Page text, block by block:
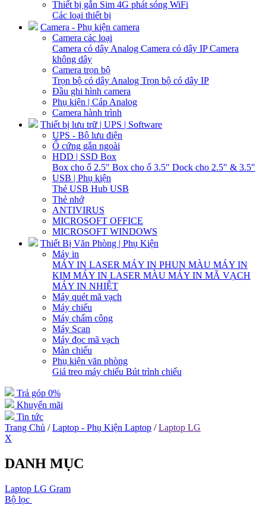
Thiết bị gắn Sim 4G phát sóng WiFi
Các loại thiết bị
Camera - Phụ kiện camera
Camera các loại
Camera có dây Analog Camera có dây IPCamera
không dây
Camera trọn bộ
Trọn bộ có dây Analog Trọn bộ có dây IP
Đầu ghi hình camera
Phụ kiện | Cáp Analog
Camera hành trình
Thiết bị lưu trữ | UPS | Software
UPS - Bộ lưu điện
Ổ cứng gắn ngoài
HDD | SSD Box
Box cho ổ 2.5" Box cho ổ 3.5" Dock cho 2.5" & 3.5"
USB | Phụ kiện
Thẻ USB Hub USB
Thẻ nhớ
ANTIVIRUS
MICROSOFT OFFICE
MICROSOFT WINDOWS
Thiết Bị Văn Phòng | Phụ Kiện
Máy in
MÁY IN LASER MÁY IN PHUN MÀU MÁY IN
KIM MÁY IN LASER MÀU MÁY IN MÃ VẠCH
MÁY IN NHIỆT
Máy quét mã vạch
Máy chiếu
Máy chấm công
Máy Scan
Máy đọc mã vạch
Màn chiếu
Phụ kiện văn phòng
Giá treo máy chiếu Bút trình chiếu
Trả góp 0%
Khuyến mãi
Tin tức
Trang Chủ / Laptop - Phụ Kiện Laptop / Laptop LG
X
DANH MỤC
Laptop LG Gram
Bộ lọc